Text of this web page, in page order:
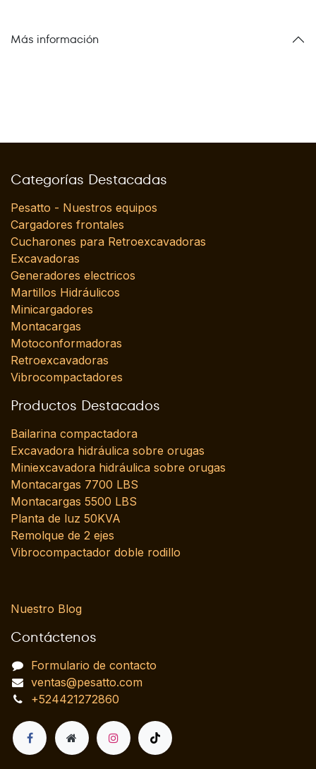
Más información
Categorías Destacadas
Pesatto - Nuestros equipos
Cargadores frontales
Cucharones para Retroexcavadoras
Excavadoras
Generadores electricos
Martillos Hidráulicos
Minicargadores
Montacargas
Motoconformadoras
Retroexcavadoras
Vibrocompactadores
Productos Destacados
Bailarina compactadora
Excavadora hidráulica sobre orugas
Miniexcavadora hidráulica sobre orugas
Montacargas 7700 LBS
Montacargas 5500 LBS
Planta de luz 50KVA
Remolque de 2 ejes
Vibrocompactador doble rodillo
Nuestro Blog
Contáctenos
Formulario de contacto
ventas@pesatto.com
+524421272860